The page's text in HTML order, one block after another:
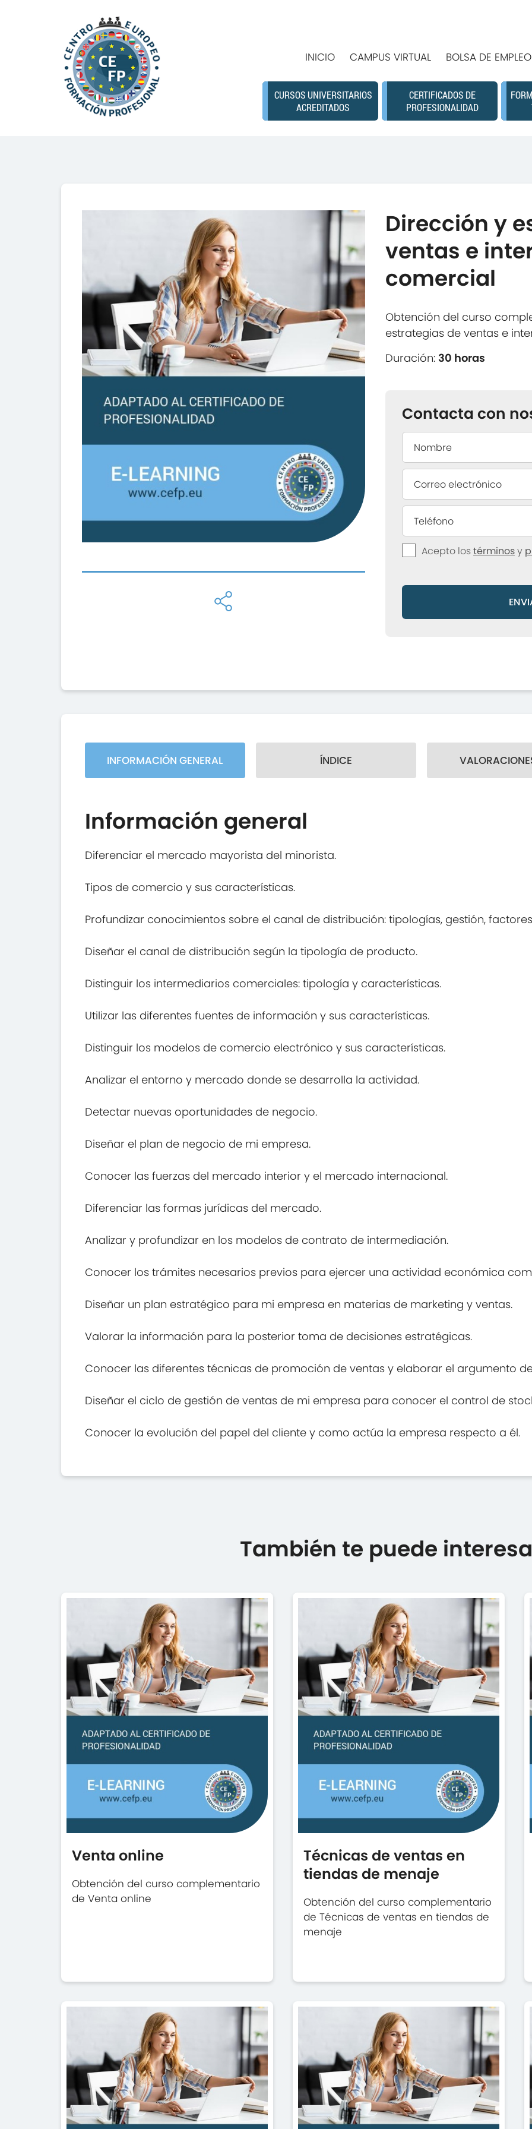
INICIO CAMPUS VIRTUAL BOLSA DE EMPLEO
CURSOS UNIVERSITARIOS
ACREDITADOS
CERTIFICADOS DE
PROFESIONALIDAD
Dirección y
ventas e
comercial
Obtención del curso
estrategias de ventas e
Duración: 30 horas
Contacta con
Acepto lostérminosy
INFORMACIÓN GENERAL ÍNDICE
Información general
Diferenciar el mercado mayorista del minorista.
Tipos de comercio y sus características.
Profundizar conocimientos sobre el canal de distribución: tipologías, gestión,
Diseñar el canal de distribución según la tipología de producto.
Distinguir los intermediarios comerciales: tipología y características.
Utilizar las diferentes fuentes de información y sus características.
Distinguir los modelos de comercio electrónico y sus características.
Analizar el entorno y mercado donde se desarrolla la actividad.
Detectar nuevas oportunidades de negocio.
Diseñar el plan de negocio de mi empresa.
Conocer las fuerzas del mercado interior y el mercado internacional.
Diferenciar las formas jurídicas del mercado.
Analizar y profundizar en los modelos de contrato de intermediación.
Conocer los trámites necesarios previos para ejercer una actividad económica
Diseñar un plan estratégico para mi empresa en materias de marketing y ventas.
Valorar la información para la posterior toma de decisiones estratégicas.
Conocer las diferentes técnicas de promoción de ventas y elaborar el argumento
Diseñar el ciclo de gestión de ventas de mi empresa para conocer el control de
Conocer la evolución del papel del cliente y como actúa la empresa respecto a él.
También te puede
Venta online
Obtención del curso complementario
de Venta online
Técnicas de ventas en
tiendas de menaje
Obtención del curso complementario
de Técnicas de ventas en tiendas de
menaje